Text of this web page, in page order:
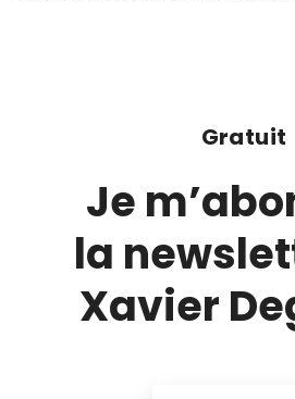
Gratuit
Je
la
Xavier